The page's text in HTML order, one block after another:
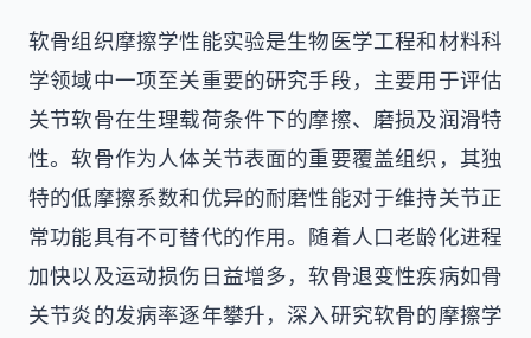
软骨组织摩擦学性能实验是生物医学工程和材料科
学领域中一项至关重要的研究手段，主要用于评估
关节软骨在生理载荷条件下的摩擦、磨损及润滑特
性。软骨作为人体关节表面的重要覆盖组织，其独
特的低摩擦系数和优异的耐磨性能对于维持关节正
常功能具有不可替代的作用。随着人口老龄化进程
加快以及运动损伤日益增多，软骨退变性疾病如骨
关节炎的发病率逐年攀升，深入研究软骨的摩擦学